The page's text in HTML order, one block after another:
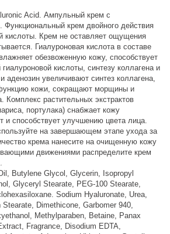
Acid. Ампульный крем с
Функциональный крем двойного действия
кислоты. Крем не оставляет ощущения
Гиалуроновая кислота в составе
обезвоженную кожу, способствует
кислоты, синтезу коллагена и
аденозин увеличивают синтез коллагена,
кожи, сокращают морщины и
Комплекс растительных экстрактов
портулака) снабжает кожу
и способствует улучшению цвета лица.
на завершающем этапе ухода за
крема нанесите на очищенную кожу
движениями распределите крем
Butylene Glycol, Glycerin, Isopropyl
Glyceryl Stearate, PEG-100 Stearate,
Sodium Hyaluronate, Urea,
Dimethicone, Garbomer 940,
Methylparaben, Betaine, Panax
Fragrance, Disodium EDTA,